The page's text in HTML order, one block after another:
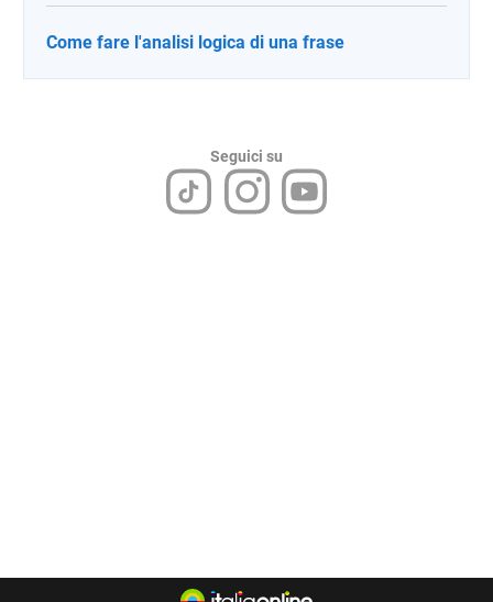
Come fare l'analisi logica di una frase
Seguici su